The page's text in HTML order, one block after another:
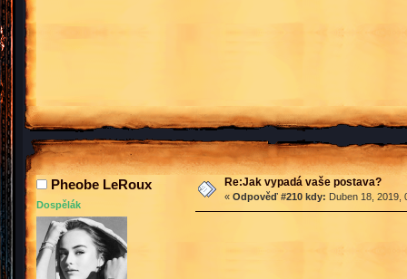
Pheobe LeRoux
Dospělák
Re:Jak vypadá vaše postava?
« Odpověď #210 kdy: Duben 18, 2019,